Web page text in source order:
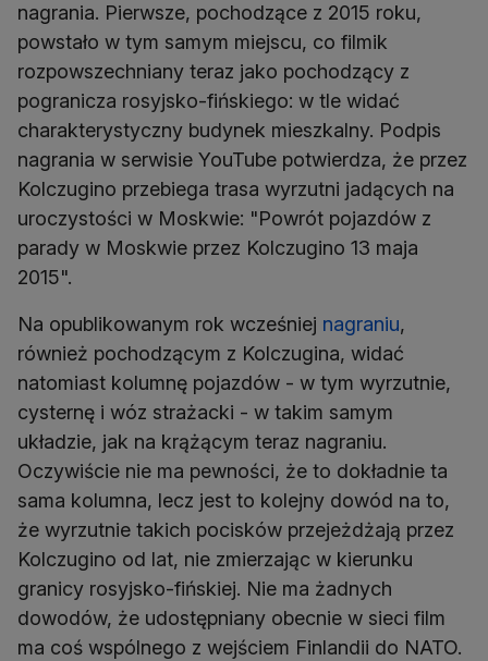
nagrania. Pierwsze, pochodzące z 2015 roku,
powstało w tym samym miejscu, co filmik
rozpowszechniany teraz jako pochodzący z
pogranicza rosyjsko-fińskiego: w tle widać
charakterystyczny budynek mieszkalny. Podpis
nagrania w serwisie YouTube potwierdza, że przez
Kolczugino przebiega trasa wyrzutni jadących na
uroczystości w Moskwie: "Powrót pojazdów z
parady w Moskwie przez Kolczugino 13 maja
2015".
Na opublikowanym rok wcześniej nagraniu,
również pochodzącym z Kolczugina, widać
natomiast kolumnę pojazdów - w tym wyrzutnie,
cysternę i wóz strażacki - w takim samym
układzie, jak na krążącym teraz nagraniu.
Oczywiście nie ma pewności, że to dokładnie ta
sama kolumna, lecz jest to kolejny dowód na to,
że wyrzutnie takich pocisków przejeżdżają przez
Kolczugino od lat, nie zmierzając w kierunku
granicy rosyjsko-fińskiej. Nie ma żadnych
dowodów, że udostępniany obecnie w sieci film
ma coś wspólnego z wejściem Finlandii do NATO.